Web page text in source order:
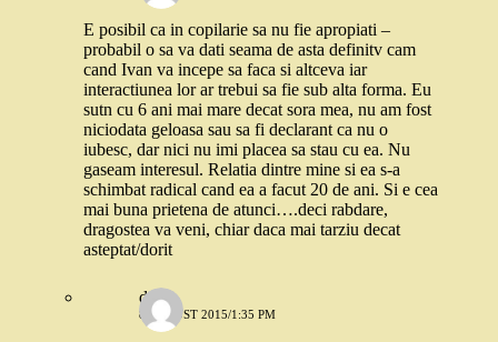
E posibil ca in copilarie sa nu fie apropiati –
probabil o sa va dati seama de asta definitv cam
cand Ivan va incepe sa faca si altceva iar
interactiunea lor ar trebui sa fie sub alta forma. Eu
sutn cu 6 ani mai mare decat sora mea, nu am fost
niciodata geloasa sau sa fi declarant ca nu o
iubesc, dar nici nu imi placea sa stau cu ea. Nu
gaseam interesul. Relatia dintre mine si ea s-a
schimbat radical cand ea a facut 20 de ani. Si e cea
mai buna prietena de atunci….deci rabdare,
dragostea va veni, chiar daca mai tarziu decat
asteptat/dorit
delia
8 AUGUST 2015/1:35 PM